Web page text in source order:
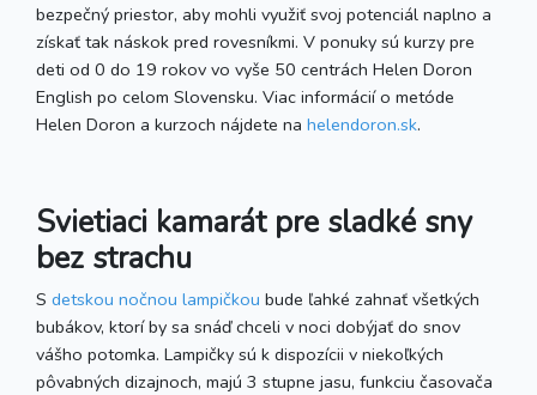
bezpečný priestor, aby mohli využiť svoj potenciál naplno a
získať tak náskok pred rovesníkmi. V ponuky sú kurzy pre
deti od 0 do 19 rokov vo vyše 50 centrách Helen Doron
English po celom Slovensku. Viac informácií o metóde
Helen Doron a kurzoch nájdete na helendoron.sk.
Svietiaci kamarát pre sladké sny
bez strachu
S detskou nočnou lampičkou bude ľahké zahnať všetkých
bubákov, ktorí by sa snáď chceli v noci dobýjať do snov
vášho potomka. Lampičky sú k dispozícii v niekoľkých
pôvabných dizajnoch, majú 3 stupne jasu, funkciu časovača